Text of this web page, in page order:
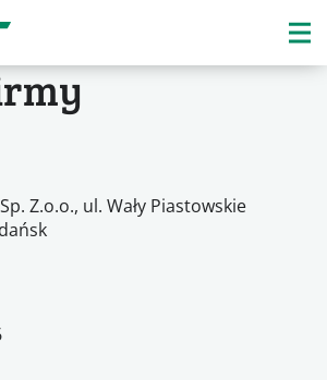
Z.o.o., ul. Wały Piastowskie